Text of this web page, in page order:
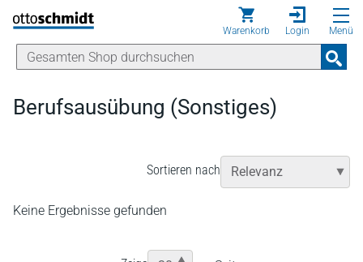
Direkt zum Inhalt
Warenkorb Login Menü
Berufsausübung (Sonstiges)
Sortieren nach
Keine Ergebnisse gefunden